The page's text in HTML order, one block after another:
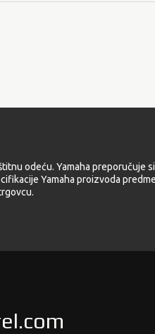
odeću. Yamaha
Yamaha proizvoda